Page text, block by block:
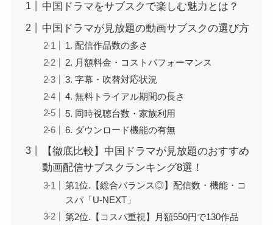
中国ドラマをサブスクで楽しむ魅力とは？
中国ドラマが見放題の動画サブスクの選び方
1. 配信作品数の多さ
2. 月額料金・コストパフォーマンス
3. 字幕・吹替対応状況
4. 無料トライアル期間の長さ
5. 同時視聴台数・家族利用
6. ダウンロード機能の有無
【徹底比較】中国ドラマが見放題のおすすめ
動画配信サブスクランキング8選！
第1位.【総合バランス◎】配信数・機能・コ
スパ「U-NEXT」
第2位.【コスパ重視】月額550円で130作品